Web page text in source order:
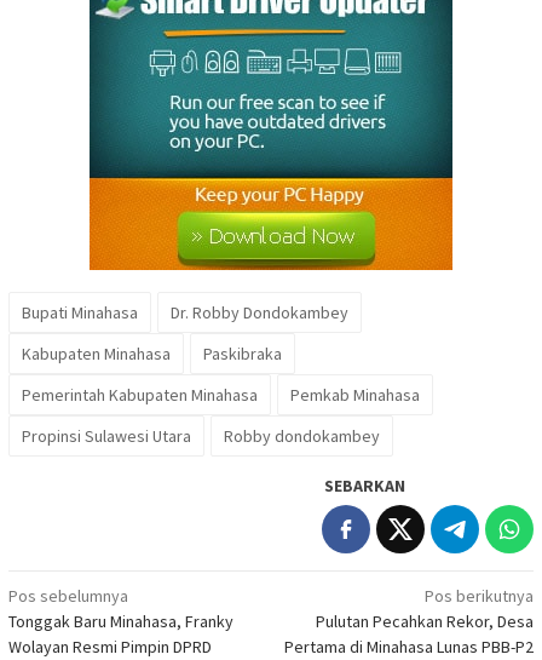
Bupati Minahasa
Dr. Robby Dondokambey
Kabupaten Minahasa
Paskibraka
Pemerintah Kabupaten Minahasa
Pemkab Minahasa
Propinsi Sulawesi Utara
Robby dondokambey
SEBARKAN
Navigasi
pos
Pos sebelumnya
Tonggak Baru Minahasa, Franky
Wolayan Resmi Pimpin DPRD
Pos berikutnya
Pulutan Pecahkan Rekor, Desa
Pertama di Minahasa Lunas PBB-P2